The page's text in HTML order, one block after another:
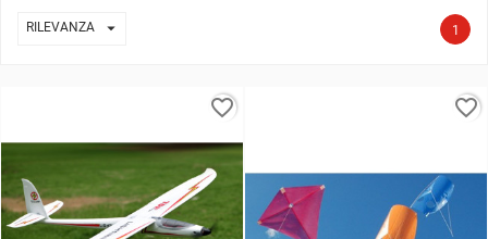
RILEVANZA  1
favorite_border favorite_border